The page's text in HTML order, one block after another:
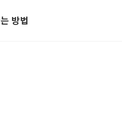
방법